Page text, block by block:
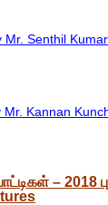
Senthil
Kannan
– 2018